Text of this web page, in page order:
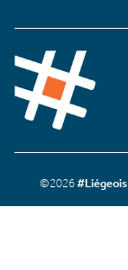
©2026#Liégeois